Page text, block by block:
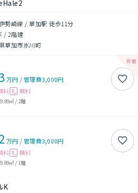
勢崎線 / 草加駅 徒歩11分
/ 2階建
草加市氷川町
万円 /管理費3,000円
料 礼 無料
㎡ / 2階
万円 /管理費3,000円
料 礼 無料
㎡ / 1階
K